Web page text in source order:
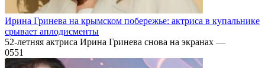
Ирина Гринева на крымском побережье: актриса в купальнике
срывает аплодисменты
52-летняя актриса Ирина Гринева снова на экранах —
0551